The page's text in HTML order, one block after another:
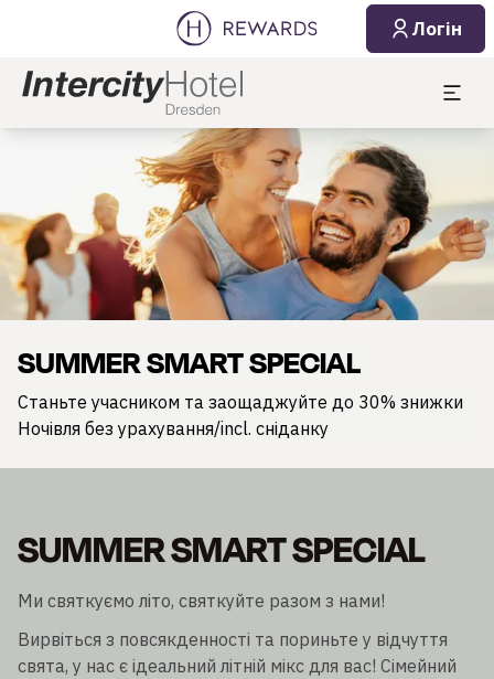
Логін
SUMMER SMART SPECIAL
Станьте учасником та заощаджуйте до 30% знижки
Ночівля без урахування/incl. сніданку
SUMMER SMART SPECIAL
Ми святкуємо літо, святкуйте разом з нами!
Вирвіться з повсякденності та пориньте у відчуття
свята, у нас є ідеальний літній мікс для вас! Сімейний